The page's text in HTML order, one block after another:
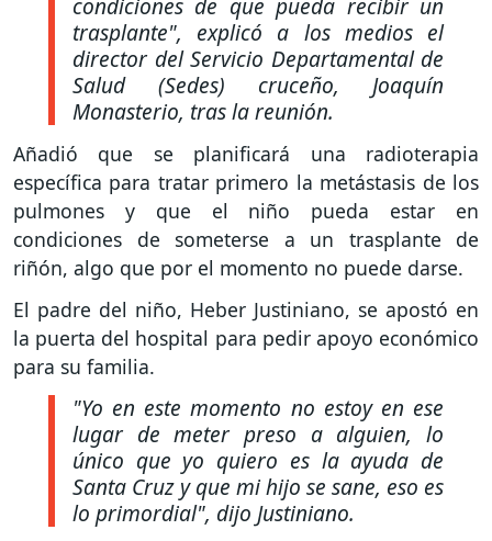
trasplante", explicó a los medios el
director del Servicio Departamental de
Salud (Sedes) cruceño, Joaquín
Monasterio, tras la reunión.
Añadió que se planificará una radioterapia
específica para tratar primero la metástasis de los
pulmones y que el niño pueda estar en
condiciones de someterse a un trasplante de
riñón, algo que por el momento no puede darse.
El padre del niño, Heber Justiniano, se apostó en
la puerta del hospital para pedir apoyo económico
para su familia.
"Yo en este momento no estoy en ese
lugar de meter preso a alguien, lo
único que yo quiero es la ayuda de
Santa Cruz y que mi hijo se sane, eso es
lo primordial", dijo Justiniano.